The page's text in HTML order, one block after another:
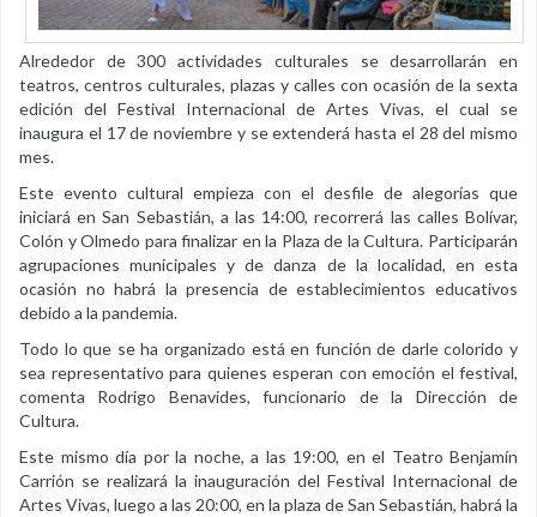
Alrededor de 300 actividades culturales se desarrollarán en
teatros, centros culturales, plazas y calles con ocasión de la sexta
edición del Festival Internacional de Artes Vivas, el cual se
inaugura el 17 de noviembre y se extenderá hasta el 28 del mismo
mes.
Este evento cultural empieza con el desfile de alegorías que
iniciará en San Sebastián, a las 14:00, recorrerá las calles Bolívar,
Colón y Olmedo para finalizar en la Plaza de la Cultura. Participarán
agrupaciones municipales y de danza de la localidad, en esta
ocasión no habrá la presencia de establecimientos educativos
debido a la pandemia.
Todo lo que se ha organizado está en función de darle colorido y
sea representativo para quienes esperan con emoción el festival,
comenta Rodrigo Benavides, funcionario de la Dirección de
Cultura.
Este mismo día por la noche, a las 19:00, en el Teatro Benjamín
Carrión se realizará la inauguración del Festival Internacional de
Artes Vivas, luego a las 20:00, en la plaza de San Sebastián, habrá la